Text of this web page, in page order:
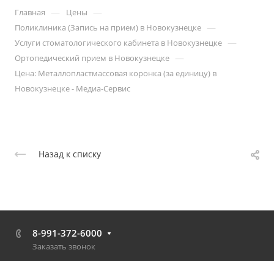
Главная — Цены —
Поликлиника (Запись на прием) в Новокузнецке —
Услуги стоматологического кабинета в Новокузнецке —
Ортопедический прием в Новокузнецке —
Цена: Металлопластмассовая коронка (за единицу) в
Новокузнецке - Медиа-Сервис
Назад к списку
8-991-372-6000
Заказать звонок